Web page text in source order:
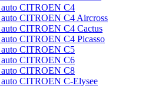
auto CITROEN C4
auto CITROEN C4 Aircross
auto CITROEN C4 Cactus
auto CITROEN C4 Picasso
auto CITROEN C5
auto CITROEN C6
auto CITROEN C8
auto CITROEN C-Elysee